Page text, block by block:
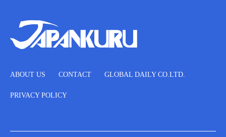
ABOUT US CONTACT GLOBAL DAILY CO.LTD.
PRIVACY POLICY